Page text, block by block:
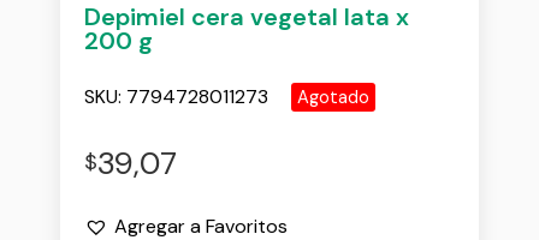
Depimiel cera vegetal lata x
200 g
SKU: 7794728011273 Agotado
$39,07
Agregar a Favoritos